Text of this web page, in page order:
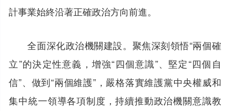
計事業始終沿著正確政治方向前進。
全面深化政治機關建設。聚焦深刻領悟“兩個確
立”的決定性意義，增強“四個意識”、堅定“四個自
信”、做到“兩個維護”，嚴格落實維護黨中央權威和
集中統一領導各項制度，持續推動政治機關意識教